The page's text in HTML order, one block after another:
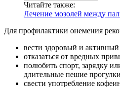
Читайте также:
Лечение мозолей между
Для профилактики онемения
вести здоровый и
отказаться от вредных
полюбить спорт, зарядку
длительные пешие
свести употребление